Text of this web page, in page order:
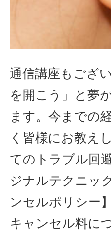
通信講座もござ
を開こう」と夢
ます。今までの
く皆様にお教え
てのトラブル回
ジナルテクニッ
ンセルポリシー】
キャンセル料に